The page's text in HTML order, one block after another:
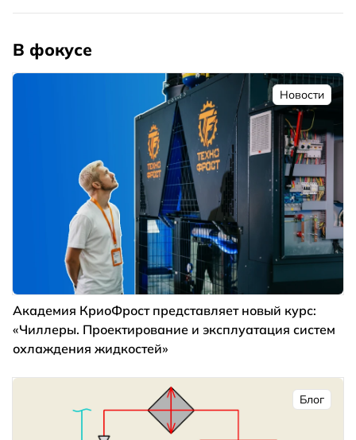
В фокусе
Новости
Академия КриоФрост представляет новый курс:
«Чиллеры. Проектирование и эксплуатация систем
охлаждения жидкостей»
Блог